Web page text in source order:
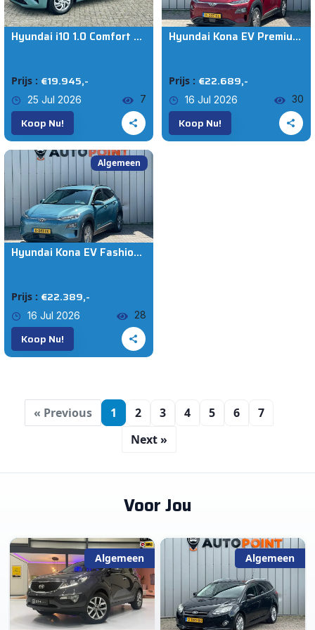
AANBOD
Voeg Toe Opnieuw Instellen
Hyundai i10 1.0 Comfort Limited Automaat
Prijs : €19.945,-
25 Jul 2026 7
Koop Nu!
Hyundai Kona EV Premium 64 kWh WARMTEPOMP SOH96% ORG NL|CAMERA|MEMORYSEAT|BLINDSPOT|STOEL+STUURVRM|LEER|LANE.ASSIST|ADAPT.CRUISE|
Prijs : €22.689,-
16 Jul 2026 30
Koop Nu!
Algemeen
Hyundai Kona EV Fashion 64 kWh SOH 100% WARMTEPOMP DEALER OND HEAD-UP
Prijs : €22.389,-
16 Jul 2026 28
Koop Nu!
« Previous 1 2 3 4 5 6
7
Next »
Voor Jou
Algemeen Algemeen